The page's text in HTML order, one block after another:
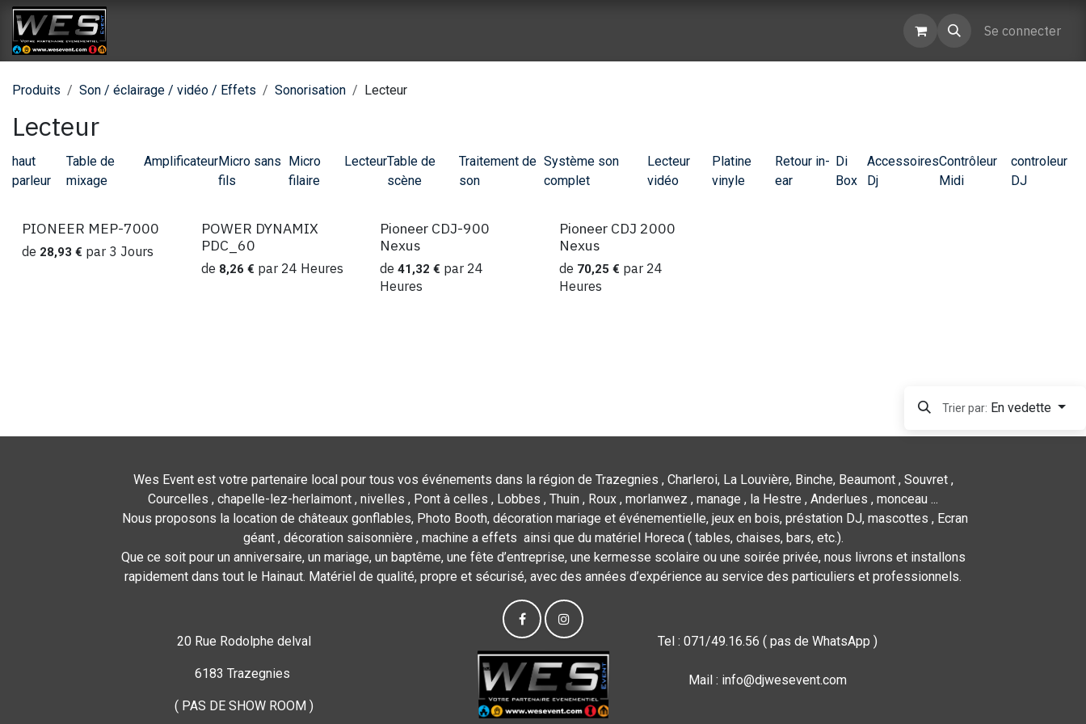
Se rendre au contenu
Se connecter
Produits Son / éclairage / vidéo / Effets Sonorisation Lecteur
Lecteur
haut
parleur
Table de
mixage
AmplificateurMicro sans
fils
Micro
filaire
LecteurTable de
scène
Traitement de
son
Système son
complet
Lecteur
vidéo
Platine
vinyle
Retour in-
ear
Di
Box
Accessoires
Dj
Contrôleur
Midi
controleur
DJ
Location
PIONEER MEP-7000
de 28,93 € par 3 Jours Location
POWER DYNAMIX
PDC_60
de 8,26 € par 24 Heures
Location
Pioneer CDJ-900
Nexus
de 41,32 € par 24
Heures
Location
Pioneer CDJ 2000
Nexus
de 70,25 € par 24
Heures
Trier par: En vedette
Wes Event est votre partenaire local pour tous vos événements dans la région de Trazegnies , Charleroi, La Louvière, Binche, Beaumont , Souvret ,
Courcelles , chapelle-lez-herlaimont , nivelles , Pont à celles , Lobbes , Thuin , Roux , morlanwez , manage , la Hestre , Anderlues , monceau ...
Nous proposons la location de châteaux gonflables, Photo Booth, décoration mariage et événementielle, jeux en bois, préstation DJ, mascottes , Ecran
géant , décoration saisonnière , machine a effets ainsi que du matériel Horeca ( tables, chaises, bars, etc.).
Que ce soit pour un anniversaire, un mariage, un baptême, une fête d’entreprise, une kermesse scolaire ou une soirée privée, nous livrons et installons
rapidement dans tout le Hainaut. Matériel de qualité, propre et sécurisé, avec des années d’expérience au service des particuliers et professionnels.
20 Rue Rodolphe delval
6183 Trazegnies
( PAS DE SHOW ROOM )
Tel : 071/49.16.56 ( pas de WhatsApp )
Mail : info@djwesevent.com